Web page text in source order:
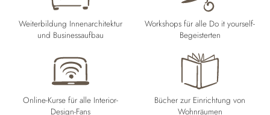
Weiterbildung Innenarchitektur
und Businessaufbau
Workshops für alle Do it yourself-
Begeisterten
Online-Kurse für alle Interior-
Design-Fans
Bücher zur Einrichtung von
Wohnräumen